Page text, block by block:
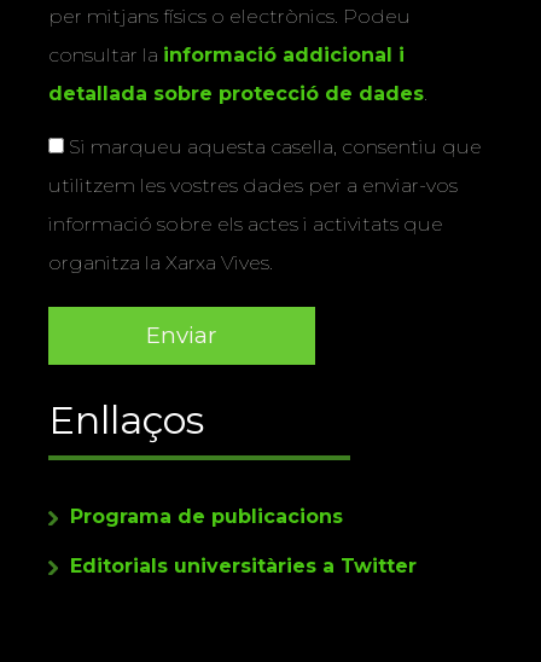
per mitjans físics o electrònics. Podeu
consultar la informació addicional i
detallada sobre protecció de dades.
Si marqueu aquesta casella, consentiu que
utilitzem les vostres dades per a enviar-vos
informació sobre els actes i activitats que
organitza la Xarxa Vives.
Enllaços
Programa de publicacions
Editorials universitàries a Twitter